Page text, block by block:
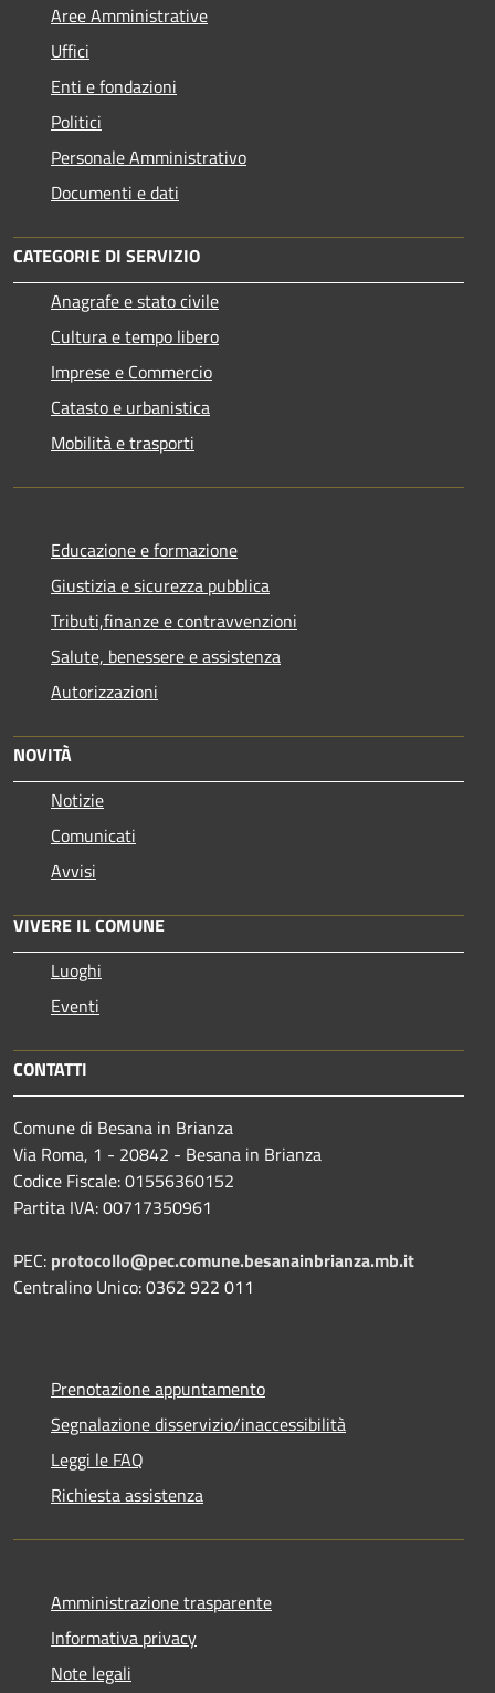
Aree Amministrative
Uffici
Enti e fondazioni
Politici
Personale Amministrativo
Documenti e dati
CATEGORIE DI SERVIZIO
Anagrafe e stato civile
Cultura e tempo libero
Imprese e Commercio
Catasto e urbanistica
Mobilità e trasporti
Educazione e formazione
Giustizia e sicurezza pubblica
Tributi,finanze e contravvenzioni
Salute, benessere e assistenza
Autorizzazioni
NOVITÀ
Notizie
Comunicati
Avvisi
VIVERE IL COMUNE
Luoghi
Eventi
CONTATTI
Comune di Besana in Brianza
Via Roma, 1 - 20842 - Besana in Brianza
Codice Fiscale: 01556360152
Partita IVA: 00717350961
PEC: protocollo@pec.comune.besanainbrianza.mb.it
Centralino Unico: 0362 922 011
Prenotazione appuntamento
Segnalazione disservizio/inaccessibilità
Leggi le FAQ
Richiesta assistenza
Amministrazione trasparente
Informativa privacy
Note legali